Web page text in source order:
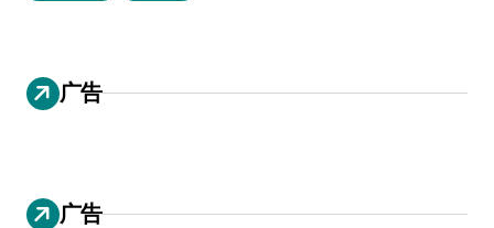
广告
广告